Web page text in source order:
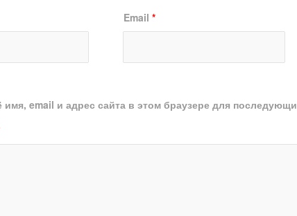
Email *
имя, email и адрес сайта в этом браузере для